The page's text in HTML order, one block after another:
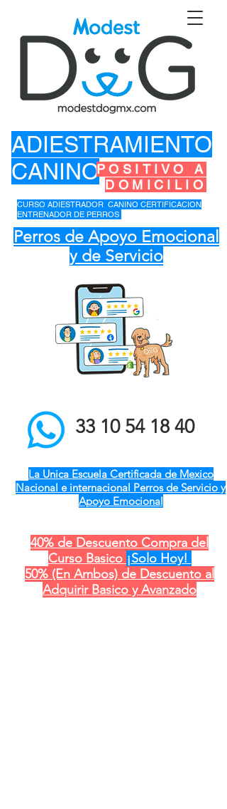
ADIESTRAMIENTO
CANINOPOSITIVO A
DOMICILIO
Perros de Apoyo Emocional
y de Servicio
el mejor entrenador de
perros a domicilio qro ver
pue gdl cdmx mty cdmx
modest dog adiestramiento
33 10 54 18 40
La Unica Escuela Certificada de Mexico
Nacional e internacional Perros de Servicio y
Apoyo Emocional
40% de Descuento Compra del
Curso Basico ¡Solo Hoy!
50% (En Ambos) de Descuento al
Adquirir Basico y Avanzado
CURSO ADIESTRADOR CANINO CERTIFICACION
ENTRENADOR DE PERROS